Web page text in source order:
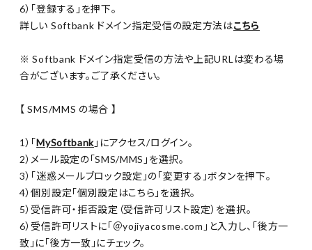
6）「登録する」を押下。
詳しい Softbank ドメイン指定受信の設定方法はこちら
※ Softbank ドメイン指定受信の方法や上記URLは変わる場
合がございます。ご了承ください。
【 SMS/MMS の場合 】
1）「MySoftbank 」にアクセス/ログイン。
2）メール設定の「SMS/MMS」を選択。
3）「迷惑メールブロック設定」の「変更する」ボタンを押下。
4）個別設定「個別設定はこちら」を選択。
5）受信許可・拒否設定（受信許可リスト設定）を選択。
6）受信許可リストに「＠yojiyacosme.com」と入力し、「後方一
致」に「後方一致」にチェック。